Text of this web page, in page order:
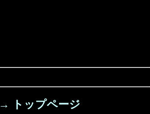
→ トップページ